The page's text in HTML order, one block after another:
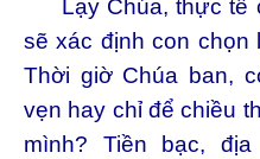
Lạy Chúa, thực tế
sẽ xác định con
Thời giờ Chúa ban,
vẹn hay chỉ để chiều
mình? Tiền bạc,